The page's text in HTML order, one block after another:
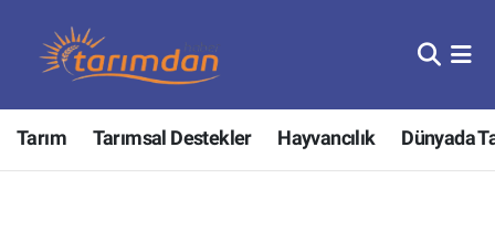
Tarım Tarımsal Destekler Hayvancılık Dünyada
Tarım
Hayvancılık
Nöbetçi Eczaneler
Hava Durumu